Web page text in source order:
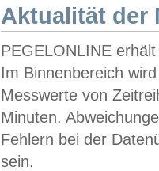
Aktualität der
PEGELONLINE
Im Binnenbereich
Messwerte von
Minuten.
Fehlern bei der
sein.